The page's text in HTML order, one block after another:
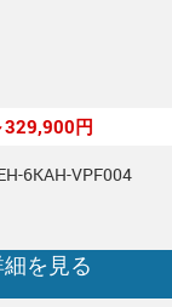
円
6KAH-VPF004
を見る